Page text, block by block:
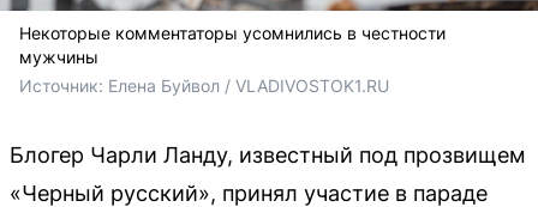
Некоторые комментаторы усомнились в честности
мужчины
Источник: Елена Буйвол / VLADIVOSTOK1.RU
Блогер Чарли Ланду, известный под прозвищем
«Черный русский», принял участие в параде